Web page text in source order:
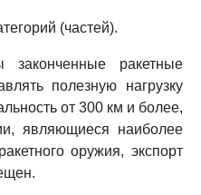
(частей).
законченные ракетные
полезную нагрузку
от 300 км и более,
являющиеся наиболее
оружия, экспорт